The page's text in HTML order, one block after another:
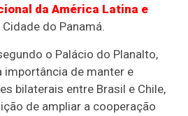
da América Latina e
do Panamá.
o Palácio do Planalto,
importância de manter e
bilaterais entre Brasil e Chile,
de ampliar a cooperação